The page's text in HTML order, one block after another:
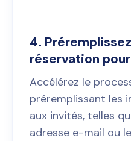
4.
réservation
Accélérez le
préremplissant les
aux invités, telles
adresse e-mail ou